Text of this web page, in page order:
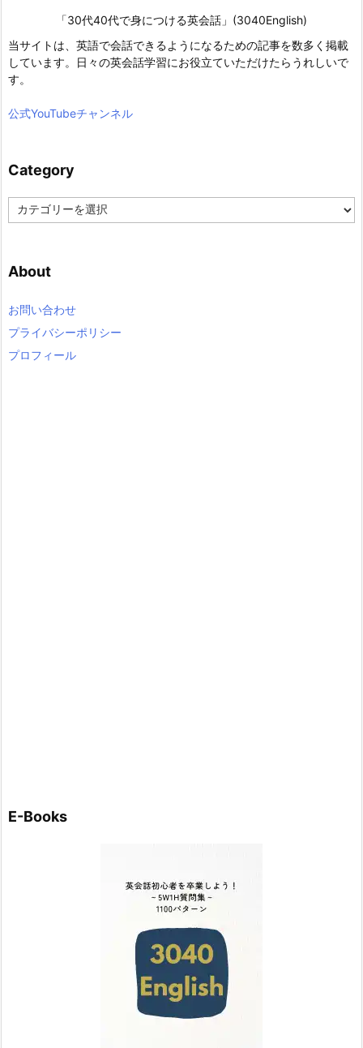
「30代40代で身につける英会話」(3040English)
当サイトは、英語で会話できるようになるための記事を数多く掲載
しています。日々の英会話学習にお役立ていただけたらうれしいで
す。
公式YouTubeチャンネル
Category
a
g
r
About
お問い合わせ
プライバシーポリシー
プロフィール
E-Books